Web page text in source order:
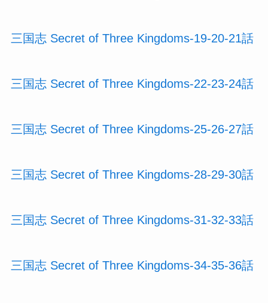
三国志 Secret of Three Kingdoms-19-20-21話
三国志 Secret of Three Kingdoms-22-23-24話
三国志 Secret of Three Kingdoms-25-26-27話
三国志 Secret of Three Kingdoms-28-29-30話
三国志 Secret of Three Kingdoms-31-32-33話
三国志 Secret of Three Kingdoms-34-35-36話